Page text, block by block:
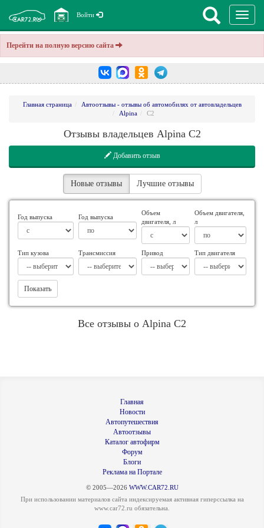
Перейти на полную версию сайта
Войти
Главная страница
Автоотзывы - отзывы об автомобилях от автовладельцев
Alpina
C2
Отзывы владельцев Alpina C2
Добавить отзыв
Новые отзывы Лучшие отзывы
Год выпуска Год выпуска
Объем
двигателя, л
Объем двигателя,
л
Тип кузова Трансмиссия Привод Тип двигателя
Показать
Все отзывы о Alpina C2
Главная
Новости
Автопутешествия
Автоотзывы
Каталог автофирм
Форум
Блоги
Реклама на Портале
© 2005—2026 WWW.CAR72.RU
При использовании материалов сайта индексируемая активная гиперссылка на
www.car72.ru обязательна.